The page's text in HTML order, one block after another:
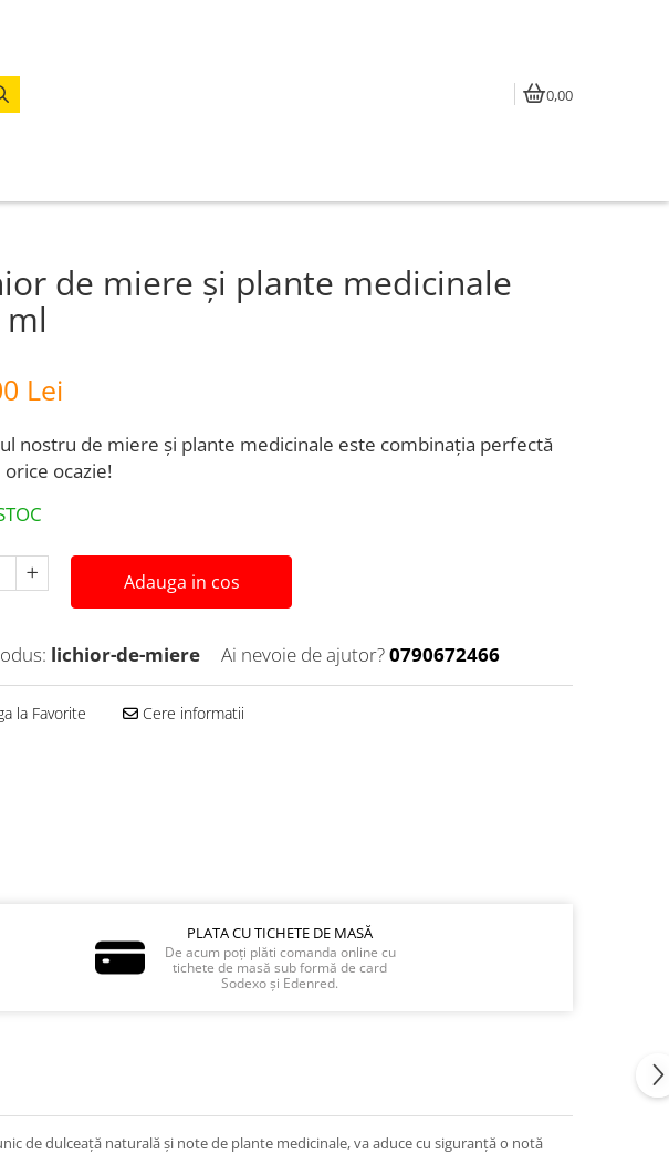
0,00
de miere și plante medicinale
ml
Lei
nostru de miere și plante medicinale este combinația perfectă
ocazie!
Adauga in cos
lichior-de-miere Ai nevoie de ajutor?0790672466
la Favorite Cere informatii
PLATA CU TICHETE DE MASĂ
De acum poți plăti comanda online cu
tichete de masă sub formă de card
Sodexo și Edenred.
de dulceață naturală și note de plante medicinale, va aduce cu siguranță o notă